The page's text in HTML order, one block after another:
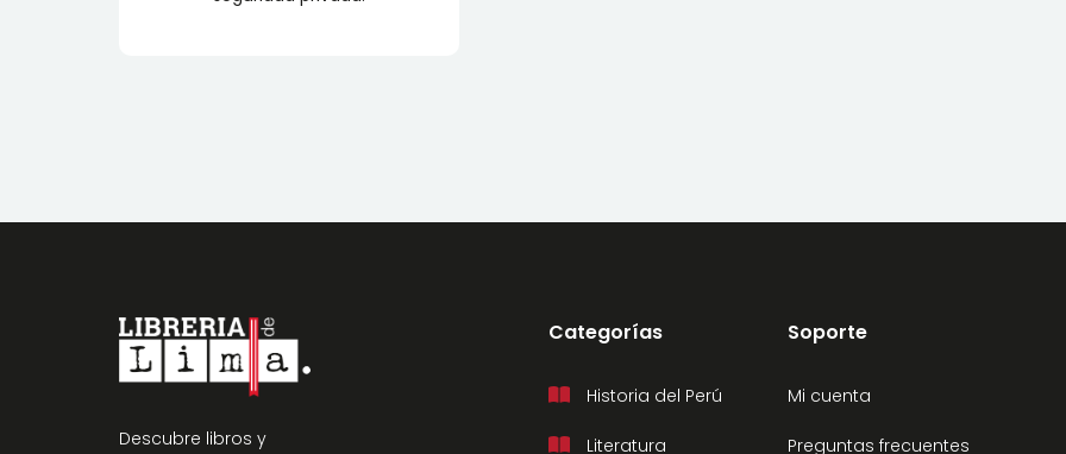
Descubre libros y
Categorías
Historia del Perú
Literatura
Soporte
Mi cuenta
Preguntas frecuentes